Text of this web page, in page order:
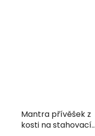
Mantra přívěšek z
kosti na stahovací